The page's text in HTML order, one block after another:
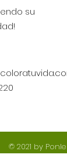
su
© 2021 by